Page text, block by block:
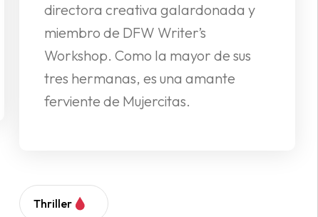
directora creativa galardonada y
miembro de DFW Writer’s
Workshop. Como la mayor de sus
tres hermanas, es una amante
ferviente de Mujercitas.
Thriller